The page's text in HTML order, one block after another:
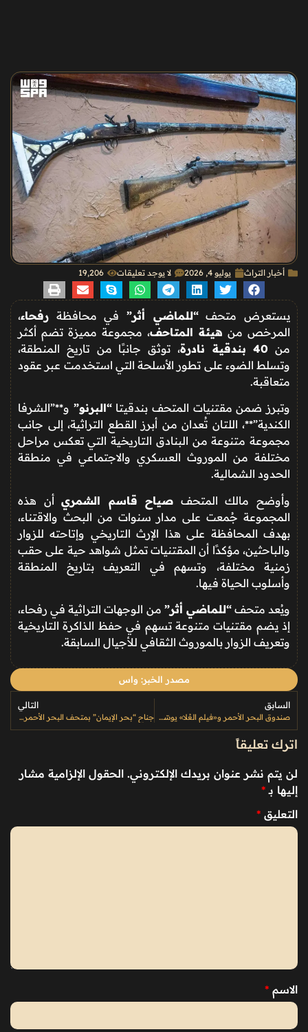
أخبار التراث يوليو 4, 2026 لا يوجد تعليقات 19٬206
يستعرض متحف“للماضي أثر” في محافظة رفحاء،
المرخص من هيئة المتاحف، مجموعة مميزة تضم أكثر
من 40 بندقية نادرة
، توثق جانبًا من تاريخ المنطقة،
وتسلط الضوء على تطور الأسلحة التي استخدمت عبر عقود
متعاقبة.
وتبرز ضمن مقتنيات المتحف بندقيتا“البرنو” و**”الشرفا
الكندية”**، اللتان تُعدان من أبرز القطع التراثية، إلى جانب
مجموعة متنوعة من البنادق التاريخية التي تعكس مراحل
مختلفة من الموروث العسكري والاجتماعي في منطقة
الحدود الشمالية.
وأوضح مالك المتحف صياح قاسم الشمريأن هذه
المجموعة جُمعت على مدار سنوات من البحث والاقتناء،
بهدف المحافظة على هذا الإرث التاريخي وإتاحته للزوار
والباحثين، مؤكدًا أن المقتنيات تمثل شواهد حية على حقب
زمنية مختلفة، وتسهم في التعريف بتاريخ المنطقة
وأسلوب الحياة فيها.
ويُعد متحف“للماضي أثر” من الوجهات التراثية في رفحاء،
إذ يضم مقتنيات متنوعة تسهم في حفظ الذاكرة التاريخية
وتعريف الزوار بالموروث الثقافي للأجيال السابقة.
مصدر الخبر: واس
السابق
صندوق البحر الأحمر و«فيلم العُلا» يوسّعان شراكتهما لدعم إنتاج أفلام تُصوَّر في العُلا خلال 2026
التالي
جناح “بحر الإيمان” بمتحف البحر الأحمر يوثق رحلة الحجاج بمصاحف ومخطوطات نادرة
اترك تعليقاً
لن يتم نشر عنوان بريدك الإلكتروني. الحقول الإلزامية مشار
إليها بـ *
التعليق *
الاسم *